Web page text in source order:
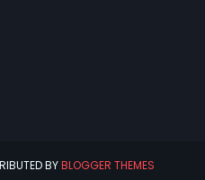
BYBLOGGER THEMES